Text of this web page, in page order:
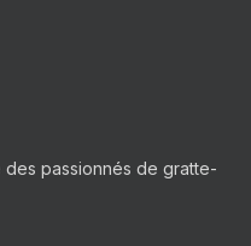
passionnés de gratte-